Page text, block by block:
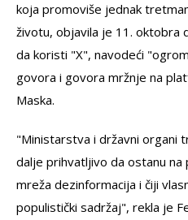
koja promoviše jednak
životu, objavila je 11. oktobra
da koristi "X", navodeći
govora i govora mržnje na
Maska.
"Ministarstva i državni organi
dalje prihvatljivo da ostanu
mreža dezinformacija i čiji
populistički sadržaj", rekla je